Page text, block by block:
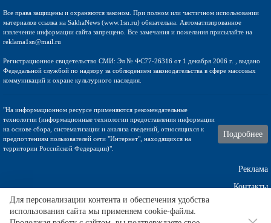
Все права защищены и охраняются законом. При полном или частичном использовании
материалов ссылка на SakhaNews (www.1sn.ru) обязательна. Автоматизированное
извлечение информации сайта запрещено. Все замечания и пожелания присылайте на
reklama1sn@mail.ru
Регистрационное свидетельство СМИ: Эл № ФС77-26316 от 1 декабря 2006 г. , выдано
Федедальной службой по надзору за соблюдением законодательства в сфере массовых
коммуникаций и охране культурного наследия.
"На информационном ресурсе применяются рекомендательные
технологии (информационные технологии предоставления информации
на основе сбора, систематизации и анализа сведений, относящихся к
предпочтениям пользователей сети "Интернет", находящихся на
территории Российской Федерации)".
Подробнее
Реклама
Контакты
Техническа поддержка
Для персонализации контента и обеспечения удобства
использования сайта мы применяем cookie-файлы.